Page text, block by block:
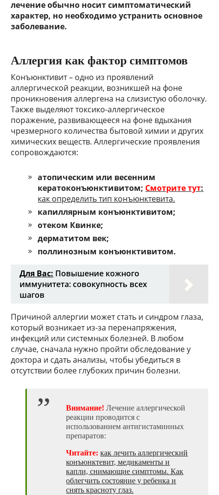
лечение обычно носит симптоматический
характер, но необходимо устранить основное
заболевание.
Аллергия как фактор симптомов
Конъюнктивит – одно из проявлений
аллергической реакции, возникшей на фоне
проникновения аллергена на слизистую оболочку.
Также выделяют токсико-аллергическое
поражение, развивающееся на фоне вдыхания
чрезмерного количества бытовой химии и других
химических веществ. Аллергические проявления
сопровождаются:
атопическим или весенним
кератоконъюнктивитом; Смотрите тут:
как определить тип конъюнктевита.
капиллярным конъюнктивитом;
отеком Квинке;
дерматитом век;
поллинозным конъюнктивитом.
Для Вас: Повышение кожного
иммунитета: совокупность всех
шагов
Причиной аллергии может стать и синдром глаза,
который возникает из-за перенапряжения,
инфекций или системных болезней. В любом
случае, сначала нужно пройти обследование у
доктора и сдать анализы, чтобы убедиться в
отсутствии более глубоких причин болезни.
Внимание! Лечение аллергической
реакции проводится с
использованием антигистаминных
препаратов:
Читайте: как лечить аллергический
конъюнктевит, медикаменты и
капли, снимающие симптомы. Как
облегчить состояние у ребенка и
снять красноту глаз.